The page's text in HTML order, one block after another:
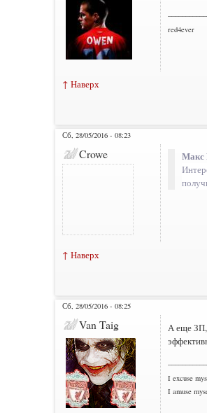
red4ever
↑ Наверх
Сб, 28/05/2016 - 08:23
Crowe Макс
↑ Наверх
Сб, 28/05/2016 - 08:25
Van Taig
А еще ЗП,
I excuse
I amuse